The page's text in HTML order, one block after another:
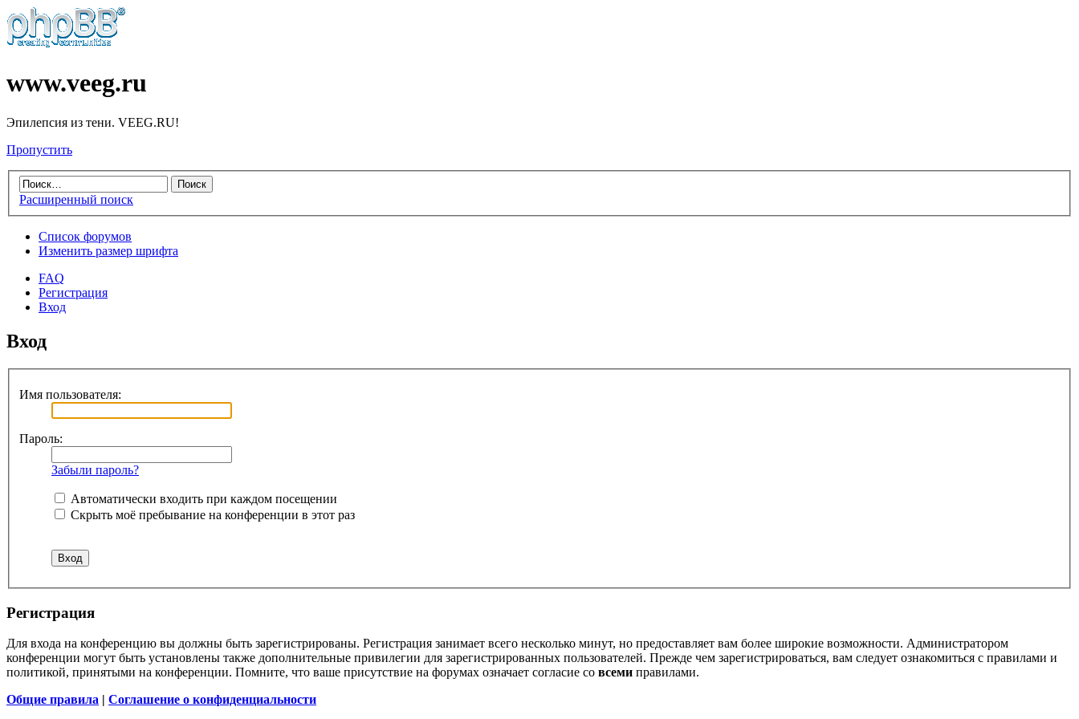
www.veeg.ru
Эпилепсия из тени. VEEG.RU!
Пропустить
Расширенный поиск
Список форумов
Изменить размер шрифта
FAQ
Регистрация
Вход
Вход
Имя пользователя:
Пароль:
Забыли пароль?
Автоматически входить при каждом посещении
Скрыть моё пребывание на конференции в этот раз
Регистрация
Для входа на конференцию вы должны быть зарегистрированы. Регистрация занимает всего несколько минут, но предоставляет вам более широкие возможности. Администратором
конференции могут быть установлены также дополнительные привилегии для зарегистрированных пользователей. Прежде чем зарегистрироваться, вам следует ознакомиться с правилами и
политикой, принятыми на конференции. Помните, что ваше присутствие на форумах означает согласие со всеми правилами.
Общие правила | Соглашение о конфиденциальности